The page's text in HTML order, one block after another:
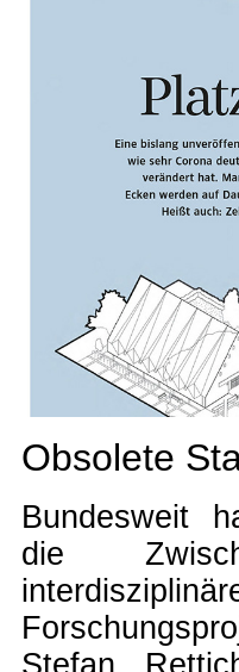
Obsolete
Bundesweit
die
Stefan